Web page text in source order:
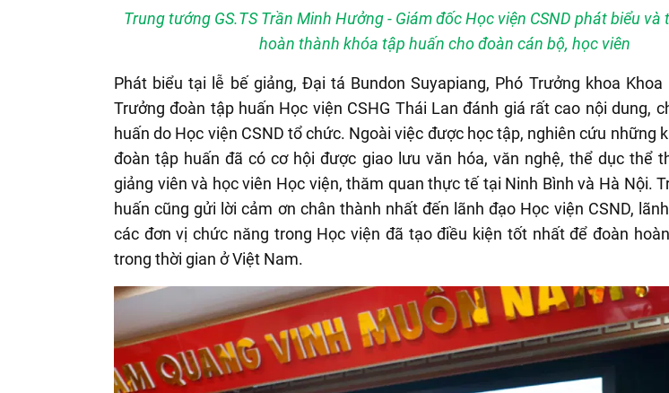
Trung tướng GS.TS Trần Minh Hưởng - Giám đốc Học viện CSND phát biểu
hoàn thành khóa tập huấn cho đoàn cán bộ, học viên
Phát biểu tại lễ bế giảng, Đại tá Bundon Suyapiang, Phó Trưởng khoa Khoa
Trưởng đoàn tập huấn Học viện CSHG Thái Lan đánh giá rất cao nội dung,
huấn do Học viện CSND tổ chức. Ngoài việc được học tập, nghiên cứu những
đoàn tập huấn đã có cơ hội được giao lưu văn hóa, văn nghệ, thể dục thể
giảng viên và học viên Học viện, thăm quan thực tế tại Ninh Bình và Hà Nội.
huấn cũng gửi lời cảm ơn chân thành nhất đến lãnh đạo Học viện CSND,
các đơn vị chức năng trong Học viện đã tạo điều kiện tốt nhất để đoàn
trong thời gian ở Việt Nam.